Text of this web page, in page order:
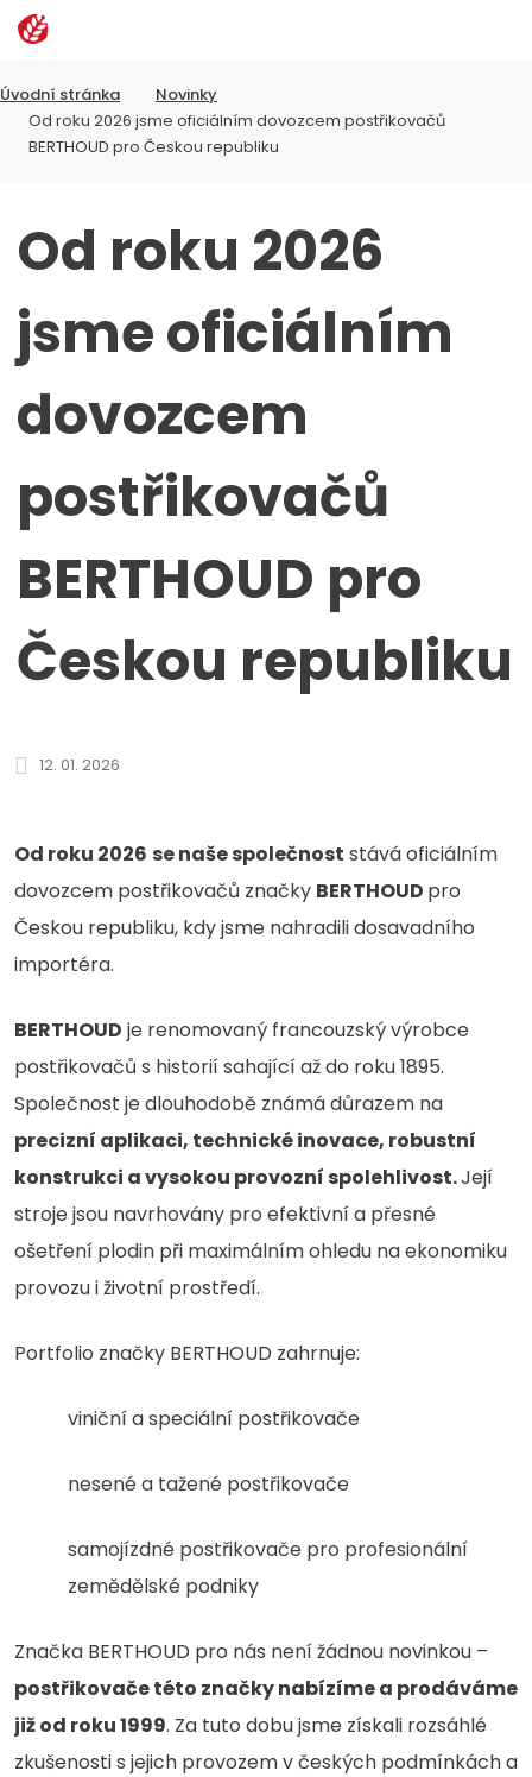
Úvodní stránka
Novinky
Od roku 2026 jsme oficiálním dovozcem postřikovačů
BERTHOUD pro Českou republiku
Od roku 2026
jsme oficiálním
dovozcem
postřikovačů
BERTHOUD pro
Českou republiku
roku
oficiálním
dovozcem
postřikovačů
BERTHOUD
12. 01. 2026
Od roku 2026 se naše společnost stává oficiálním
dovozcem postřikovačů značky BERTHOUD pro
Českou republiku, kdy jsme nahradili dosavadního
importéra.
BERTHOUD je renomovaný francouzský výrobce
postřikovačů s historií sahající až do roku 1895.
Společnost je dlouhodobě známá důrazem na
precizní aplikaci, technické inovace, robustní
konstrukci a vysokou provozní spolehlivost.Její
stroje jsou navrhovány pro efektivní a přesné
ošetření plodin při maximálním ohledu na ekonomiku
provozu i životní prostředí.
Portfolio značky BERTHOUD zahrnuje:
viniční a speciální postřikovače
nesené a tažené postřikovače
samojízdné postřikovače pro profesionální
zemědělské podniky
Značka BERTHOUD pro nás není žádnou novinkou –
postřikovače této značky nabízíme a prodáváme
již od roku 1999. Za tuto dobu jsme získali rozsáhlé
zkušenosti s jejich provozem v českých podmínkách a